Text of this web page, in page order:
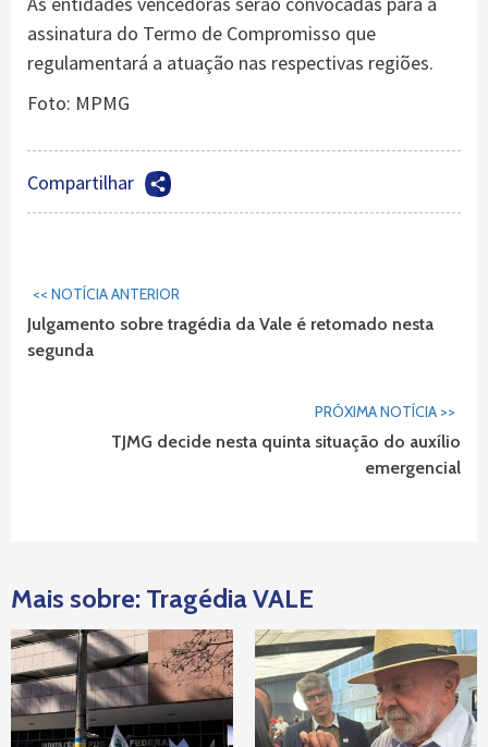
assinatura do Termo de Compromisso que
regulamentará a atuação nas respectivas regiões.
Foto: MPMG
Compartilhar
Continuar
Lendo...
<< NOTÍCIA ANTERIOR
Julgamento sobre tragédia da Vale é retomado nesta
segunda
PRÓXIMA NOTÍCIA >>
TJMG decide nesta quinta situação do auxílio
emergencial
Mais sobre: Tragédia VALE